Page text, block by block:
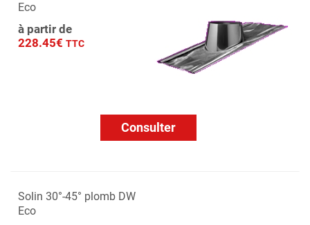
Eco
à partir de
228.45€ TTC
Consulter
Solin 30°-45° plomb DW
Eco